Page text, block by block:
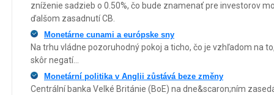
zníženie sadzieb o 0.50%, čo bude znamenať pre investorov
ďalšom zasadnutí CB.
Monetárne cunami a európske sny
Na trhu vládne pozoruhodný pokoj a ticho, čo je vzhľadom na
skôr negatí...
Monetární politika v Anglii zůstává beze změny
Centrální banka Velké Británie (BoE) na dne&scaron;ním